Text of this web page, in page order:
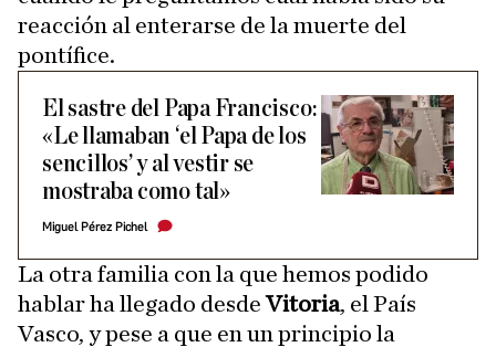
reacción al enterarse de la muerte del
pontífice.
El sastre del Papa Francisco:
«Le llamaban ‘el Papa de los
sencillos’ y al vestir se
mostraba como tal»
Miguel Pérez Pichel
La otra familia con la que hemos podido
hablar ha llegado desdeVitoria, el País
Vasco, y pese a que en un principio la